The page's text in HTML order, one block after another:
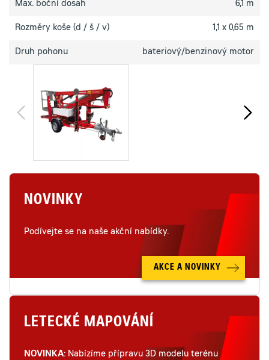
Max. boční dosah 6,1 m
Rozměry koše (d / š / v) 1,1 x 0,65 m
Druh pohonu bateriový/benzinový motor
NOVINKY
Podívejte se na naše akční nabídky.
AKCE A NOVINKY
LETECKÉ MAPOVÁNÍ
NOVINKA: Nabízíme přípravu 3D modelu terénu